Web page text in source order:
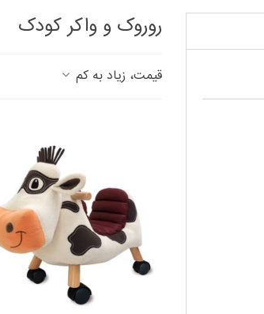
روروک و واکر کودک
قیمت، زیاد به کم